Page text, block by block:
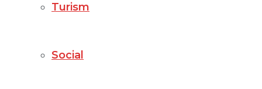
Turism
Social